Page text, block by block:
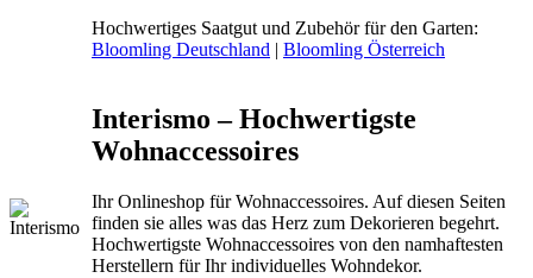
Hochwertiges Saatgut und Zubehör für den Garten:
Bloomling Deutschland | Bloomling Österreich
Interismo – Hochwertigste
Wohnaccessoires
Ihr Onlineshop für Wohnaccessoires. Auf diesen Seiten
finden sie alles was das Herz zum Dekorieren begehrt.
Hochwertigste Wohnaccessoires von den namhaftesten
Herstellern für Ihr individuelles Wohndekor.